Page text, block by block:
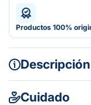
Productos 100%
Descripción
Cuidado